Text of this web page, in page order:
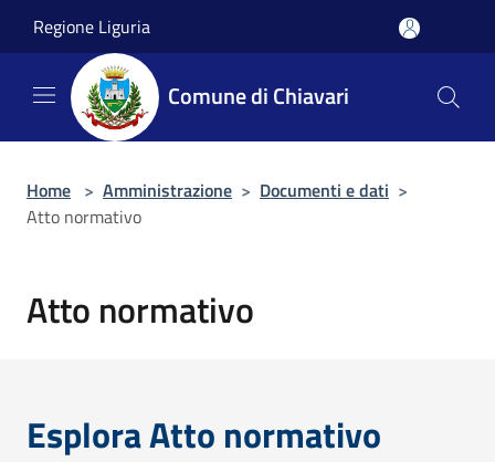
Regione Liguria
Comune di Chiavari
Home > Amministrazione > Documenti e dati >
Atto normativo
Atto normativo
Esplora Atto normativo